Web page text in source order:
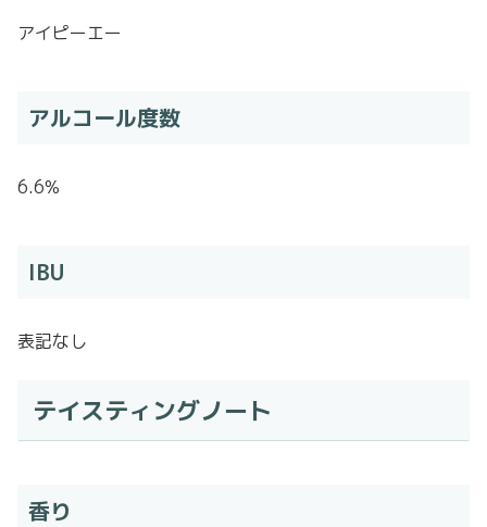
アイピーエー
アルコール度数
6.6%
IBU
表記なし
テイスティングノート
香り